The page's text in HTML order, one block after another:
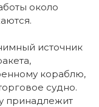
около
источник
кораблю,
судно.
принадлежит